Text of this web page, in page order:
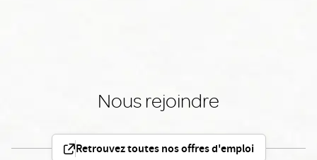
Nous rejoindre
Retrouvez toutes nos offres d'emploi